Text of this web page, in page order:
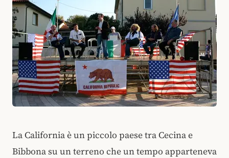
La California è un piccolo paese tra Cecina e
Bibbona su un terreno che un tempo apparteneva